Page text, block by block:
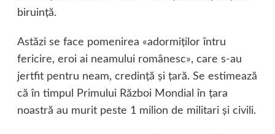
biruinţă.
Astăzi se face pomenirea «adormiţilor întru
fericire, eroi ai neamului românesc», care s-au
jertfit pentru neam, credinţă şi ţară. Se estimează
că în timpul Primului Război Mondial în ţara
noastră au murit peste 1 milion de militari şi civili.